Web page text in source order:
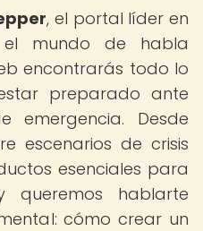
, el portal líder en
el mundo de habla
encontrarás todo lo
preparado ante
emergencia. Desde
escenarios de crisis
esenciales para
queremos hablarte
cómo crear un